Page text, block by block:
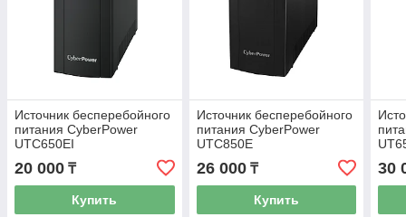
Источник бесперебойного
питания CyberPower
UTC650EI
20 000 ₸
Купить
Источник бесперебойного
питания CyberPower
UTC850E
26 000₸
Купить
30